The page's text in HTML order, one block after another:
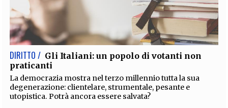
DIRITTO / Gli Italiani: un popolo di votanti non
praticanti
La democrazia mostra nel terzo millennio tutta la sua
degenerazione: clientelare, strumentale, pesante e
utopistica. Potrà ancora essere salvata?